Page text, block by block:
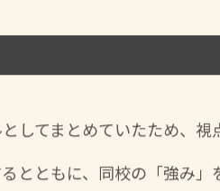
してまとめていたため、視
とともに、同校の「強み